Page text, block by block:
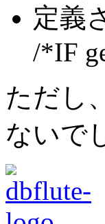
定義
/*IF
ただし
ないで